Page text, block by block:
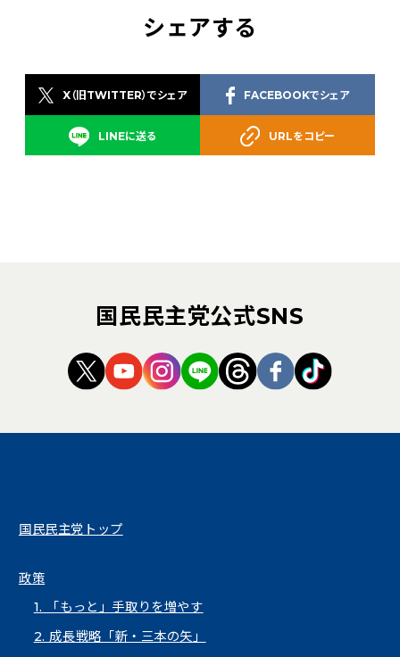
シェアする
X（旧TWITTER）でシェア
LINEに送る
FACEBOOKでシェア
URLをコピー
国民民主党公式SNS
（新しいタブで開く）
（新しいタブで開く）
（新しいタブで開く）
（新しいタブで開く）
（新しいタブで開
（新しいタブ
（新しい
国民民主党トップ
政策
1. 「もっと」手取りを増やす
2. 成長戦略「新・三本の矢」